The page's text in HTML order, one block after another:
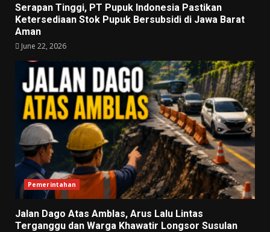
Serapan Tinggi, PT Pupuk Indonesia Pastikan
Ketersediaan Stok Pupuk Bersubsidi di Jawa Barat
Aman
June 22, 2026
Pemerintahan
Jalan Dago Atas Amblas, Arus Lalu Lintas
Terganggu dan Warga Khawatir Longsor Susulan